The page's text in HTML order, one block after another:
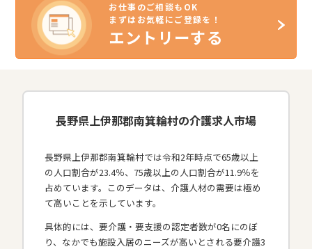
お仕事のご相談もOK
まずはお気軽にご登録を！
エントリーする
長野県上伊那郡南箕輪村の介護求人市場
長野県上伊那郡南箕輪村では令和2年時点で65歳以上
の人口割合が23.4％、75歳以上の人口割合が11.9％を
占めています。このデータは、介護人材の需要は極め
て高いことを示しています。
具体的には、要介護・要支援の認定者数が0名にのぼ
り、なかでも施設入居のニーズが高いとされる要介護3